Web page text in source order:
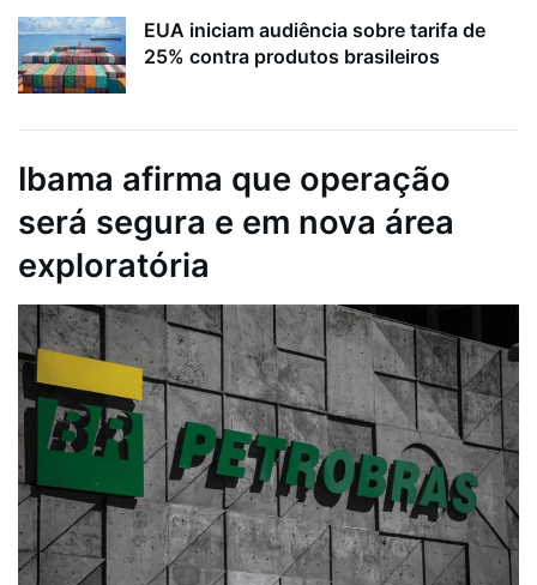
EUA iniciam audiência sobre tarifa de
25% contra produtos brasileiros
Ibama afirma que operação
será segura e em nova área
exploratória